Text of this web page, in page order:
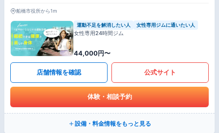
船橋市役所から1m
運動不足を解消したい人 女性専用ジムに通いたい人
女性専用24時間ジム
44,000円〜
店舗情報を確認 公式サイト
体験・相談予約
設備・料金情報をもっと見る